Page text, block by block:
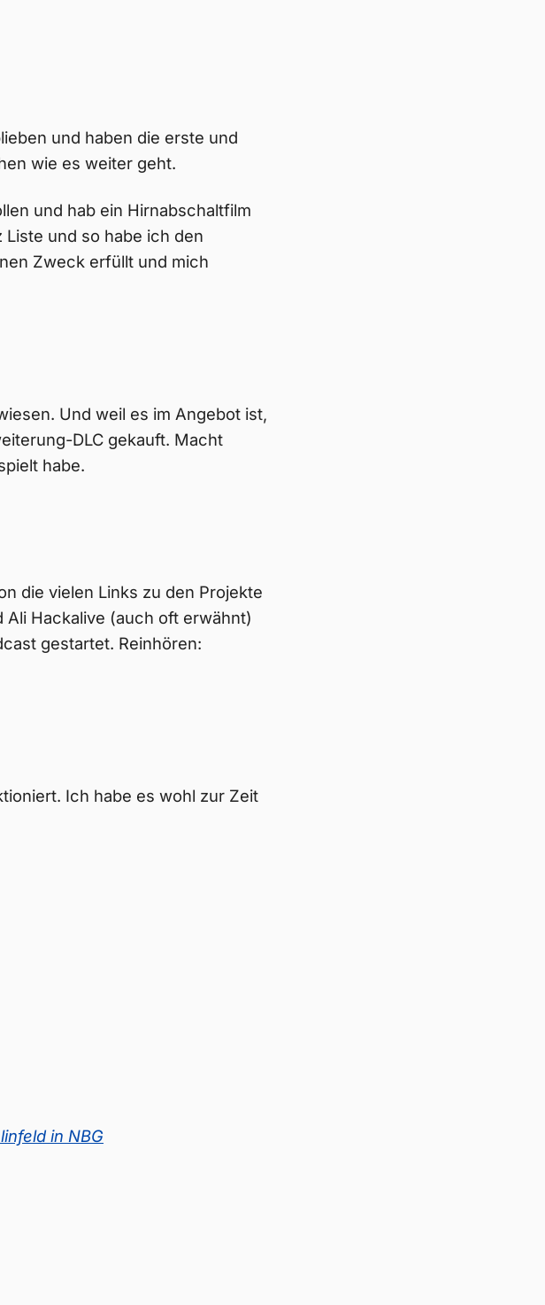
und haben die erste und
wie es weiter geht.
und hab ein Hirnabschaltfilm
und so habe ich den
Zweck erfüllt und mich
Und weil es im Angebot ist,
DLC gekauft. Macht
habe.
die vielen Links zu den Projekte
Hackalive (auch oft erwähnt)
gestartet. Reinhören:
Ich habe es wohl zur Zeit
in NBG